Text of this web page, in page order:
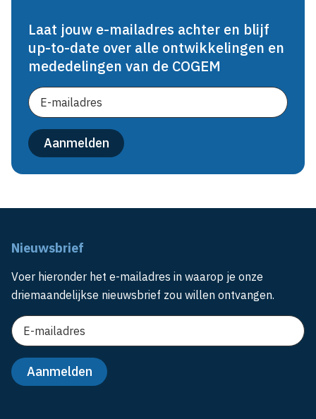
Laat jouw e-mailadres achter en blijf
up-to-date over alle ontwikkelingen en
mededelingen van de COGEM
Nieuwsbrief
Voer hieronder het e-mailadres in waarop je onze
driemaandelijkse nieuwsbrief zou willen ontvangen.